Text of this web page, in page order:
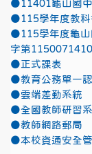
●11401龜山國
●115學年度教科
●115學年度龜山
字第
●正式課表
●教育公務單一
●雲端差勤系統
●全國教師研習
●教師網路郵局
●本校資通安全管